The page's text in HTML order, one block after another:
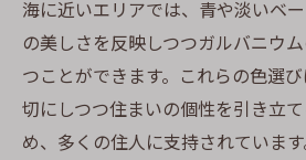
海に近いエリアでは、青や淡いベ
の美しさを反映しつつガルバニウ
つことができます。これらの色選
切にしつつ住まいの個性を引き立
め、多くの住人に支持されています